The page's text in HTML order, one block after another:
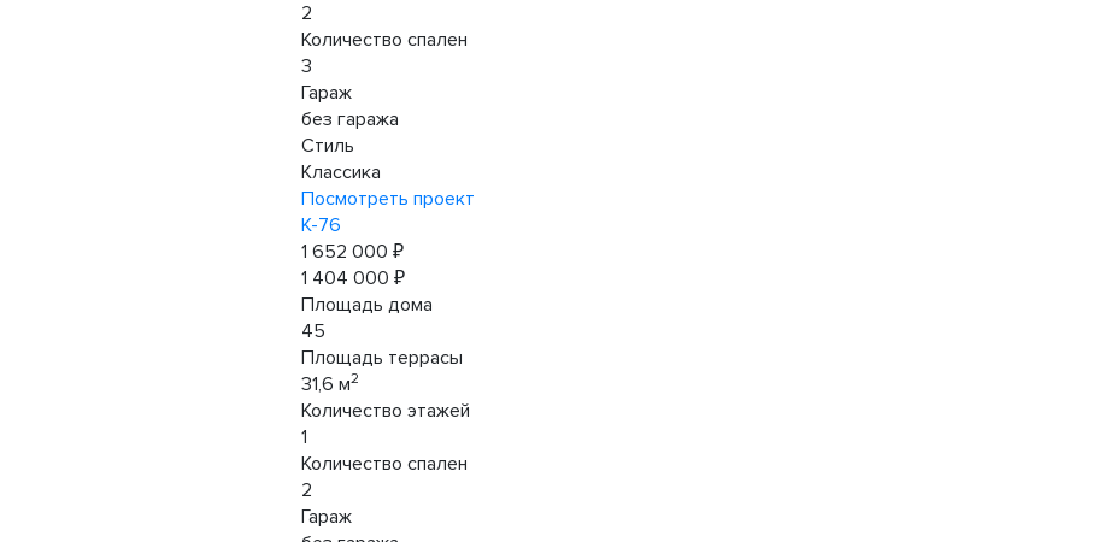
2
Количество спален
3
Гараж
без гаража
Стиль
Классика
Посмотреть проект
К-76
1 652 000 ₽
1 404 000 ₽
Площадь дома
45
Площадь террасы
31,6 м2
Количество этажей
1
Количество спален
2
Гараж